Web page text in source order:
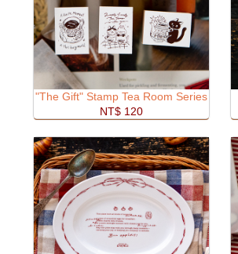
"The Gift" Stamp Tea Room Series
NT$ 120